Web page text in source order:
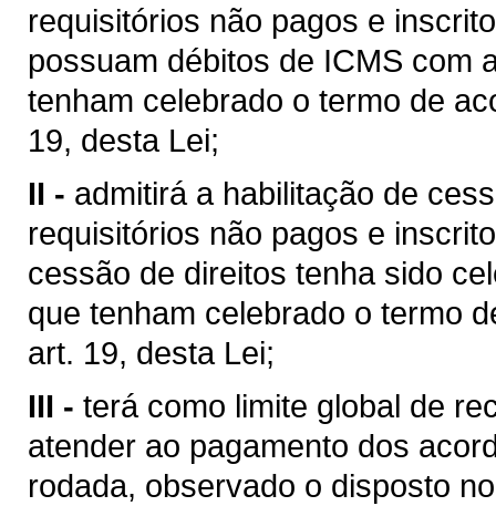
requisitórios não pagos e
possuam débitos de ICMS com
tenham celebrado o termo de
19, desta Lei;
II - admitirá a habilitação de
requisitórios não pagos e
cessão de direitos tenha sido
que tenham celebrado o termo
art. 19, desta Lei;
III - terá como limite global de
atender ao pagamento dos
rodada, observado o disposto